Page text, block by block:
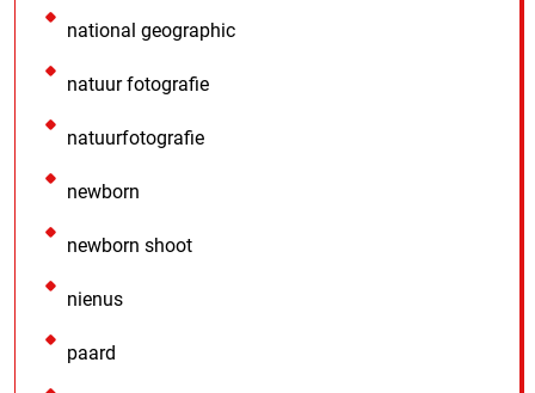
national geographic
natuur fotografie
natuurfotografie
newborn
newborn shoot
nienus
paard